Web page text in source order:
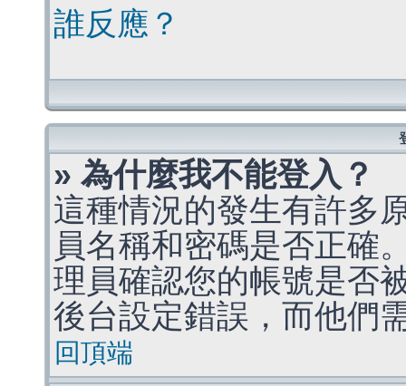
誰反應？
» 為什麼我不能登入？
這種情況的發生有許多
員名稱和密碼是否正確
理員確認您的帳號是否
後台設定錯誤，而他們
回頂端